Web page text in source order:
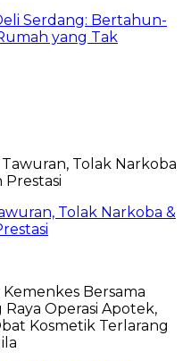
Serdang: Bertahun-
yang Tak
Tolak Narkoba &